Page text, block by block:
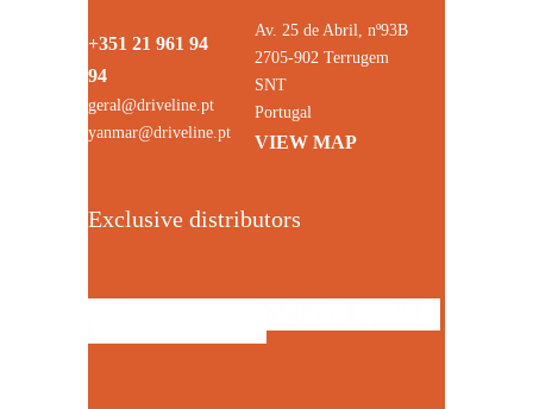
+351 21 961 94
94
geral@driveline.pt
yanmar@driveline.pt
Av. 25 de Abril, nº93B
2705-902 Terrugem
SNT
Portugal
VIEW MAP
Exclusive distributors